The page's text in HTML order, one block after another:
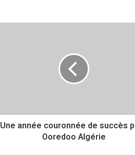
Une année couronnée de succès
Ooredoo Algérie